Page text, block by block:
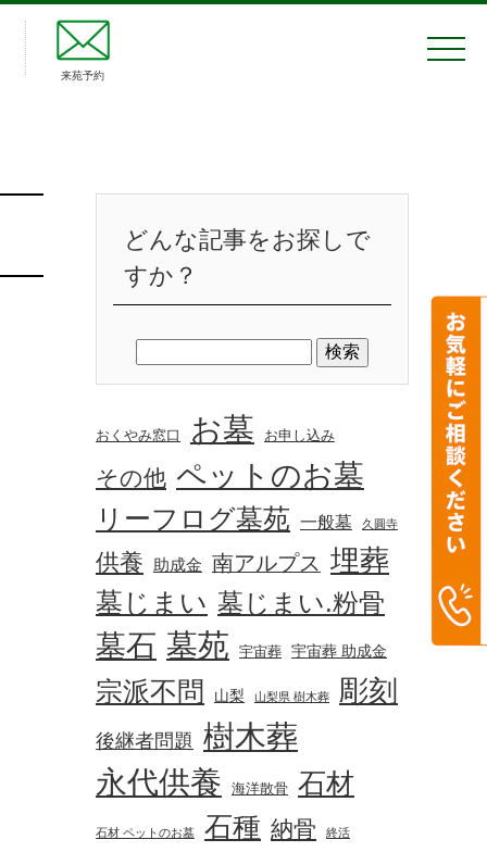
来苑予約
どんな記事をお探しで
すか？
おくやみ窓口 お墓 お申し込み
その他 ペットのお墓
リーフログ墓苑 一般墓 久圓寺
供養 助成金 南アルプス 埋葬
墓じまい 墓じまい.粉骨
墓石 墓苑 宇宙葬 宇宙葬 助成金
宗派不問 山梨 山梨県 樹木葬 彫刻
後継者問題 樹木葬
永代供養 海洋散骨 石材
石材 ペットのお墓 石種 納骨 終活